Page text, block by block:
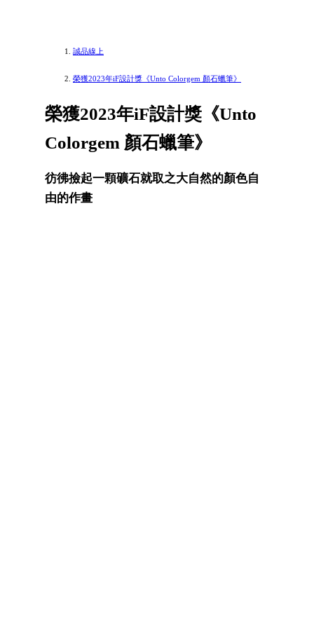
誠品線上
榮獲2023年iF設計獎《Unto Colorgem 顏石蠟筆》
榮獲2023年iF設計獎《Unto
Colorgem 顏石蠟筆》
彷彿撿起一顆礦石就取之大自然的顏色自
由的作畫